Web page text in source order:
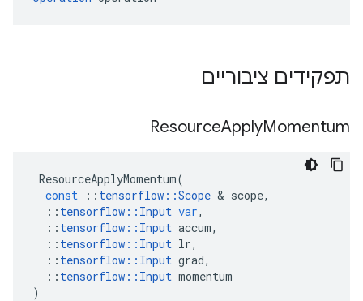
תפקידים ציבוריים
ResourceApplyMomentum
ResourceApplyMomentum(
const
:: tensorflow ::Scope & scope,
:: tensorflow :: Input var,
:: tensorflow :: Input accum,
:: tensorflow :: Input lr,
:: tensorflow :: Input grad,
:: tensorflow :: Input momentum
)